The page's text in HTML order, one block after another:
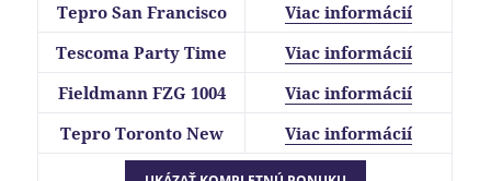
Tepro San Francisco
Viac informácií
Tescoma Party Time
Viac informácií
Fieldmann FZG 1004
Viac informácií
Tepro Toronto New
Viac informácií